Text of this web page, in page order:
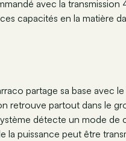
avec la transmission
capacités en la matière
partage sa base avec
retrouve partout dans le
détecte un mode de
puissance peut être